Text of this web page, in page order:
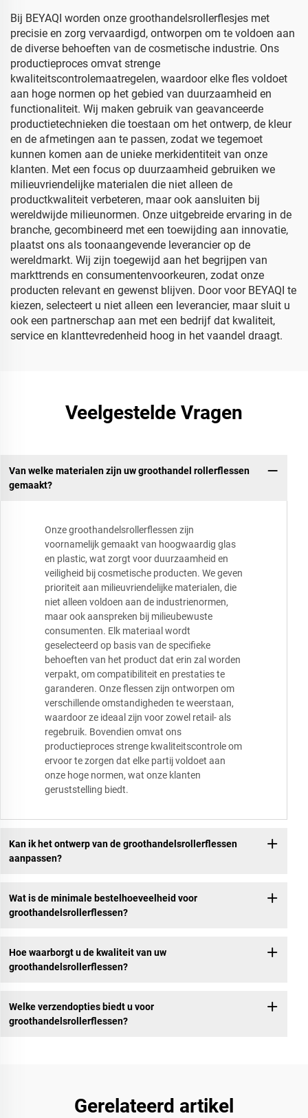
Bij BEYAQI worden onze groothandelsrollerflesjes met
precisie en zorg vervaardigd, ontworpen om te voldoen aan
de diverse behoeften van de cosmetische industrie. Ons
productieproces omvat strenge
kwaliteitscontrolemaatregelen, waardoor elke fles voldoet
aan hoge normen op het gebied van duurzaamheid en
functionaliteit. Wij maken gebruik van geavanceerde
productietechnieken die toestaan om het ontwerp, de kleur
en de afmetingen aan te passen, zodat we tegemoet
kunnen komen aan de unieke merkidentiteit van onze
klanten. Met een focus op duurzaamheid gebruiken we
milieuvriendelijke materialen die niet alleen de
productkwaliteit verbeteren, maar ook aansluiten bij
wereldwijde milieunormen. Onze uitgebreide ervaring in de
branche, gecombineerd met een toewijding aan innovatie,
plaatst ons als toonaangevende leverancier op de
wereldmarkt. Wij zijn toegewijd aan het begrijpen van
markttrends en consumentenvoorkeuren, zodat onze
producten relevant en gewenst blijven. Door voor BEYAQI te
kiezen, selecteert u niet alleen een leverancier, maar sluit u
ook een partnerschap aan met een bedrijf dat kwaliteit,
service en klanttevredenheid hoog in het vaandel draagt.
Veelgestelde Vragen
Van welke materialen zijn uw groothandel rollerflessen
gemaakt?
Onze groothandelsrollerflessen zijn
voornamelijk gemaakt van hoogwaardig glas
en plastic, wat zorgt voor duurzaamheid en
veiligheid bij cosmetische producten. We geven
prioriteit aan milieuvriendelijke materialen, die
niet alleen voldoen aan de industrienormen,
maar ook aanspreken bij milieubewuste
consumenten. Elk materiaal wordt
geselecteerd op basis van de specifieke
behoeften van het product dat erin zal worden
verpakt, om compatibiliteit en prestaties te
garanderen. Onze flessen zijn ontworpen om
verschillende omstandigheden te weerstaan,
waardoor ze ideaal zijn voor zowel retail- als
regebruik. Bovendien omvat ons
productieproces strenge kwaliteitscontrole om
ervoor te zorgen dat elke partij voldoet aan
onze hoge normen, wat onze klanten
geruststelling biedt.
Kan ik het ontwerp van de groothandelsrollerflessen
aanpassen?
Wat is de minimale bestelhoeveelheid voor
groothandelsrollerflessen?
Hoe waarborgt u de kwaliteit van uw
groothandelsrollerflessen?
Welke verzendopties biedt u voor
groothandelsrollerflessen?
Gerelateerd artikel